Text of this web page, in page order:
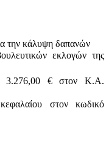
την κάλυψη δαπανών
εκλογών της
3.276,00 € στον Κ.Α.
στον κωδικό